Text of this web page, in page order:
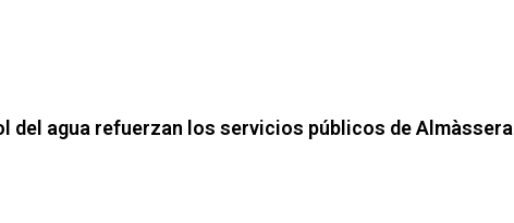
del agua refuerzan los servicios públicos de Almàssera